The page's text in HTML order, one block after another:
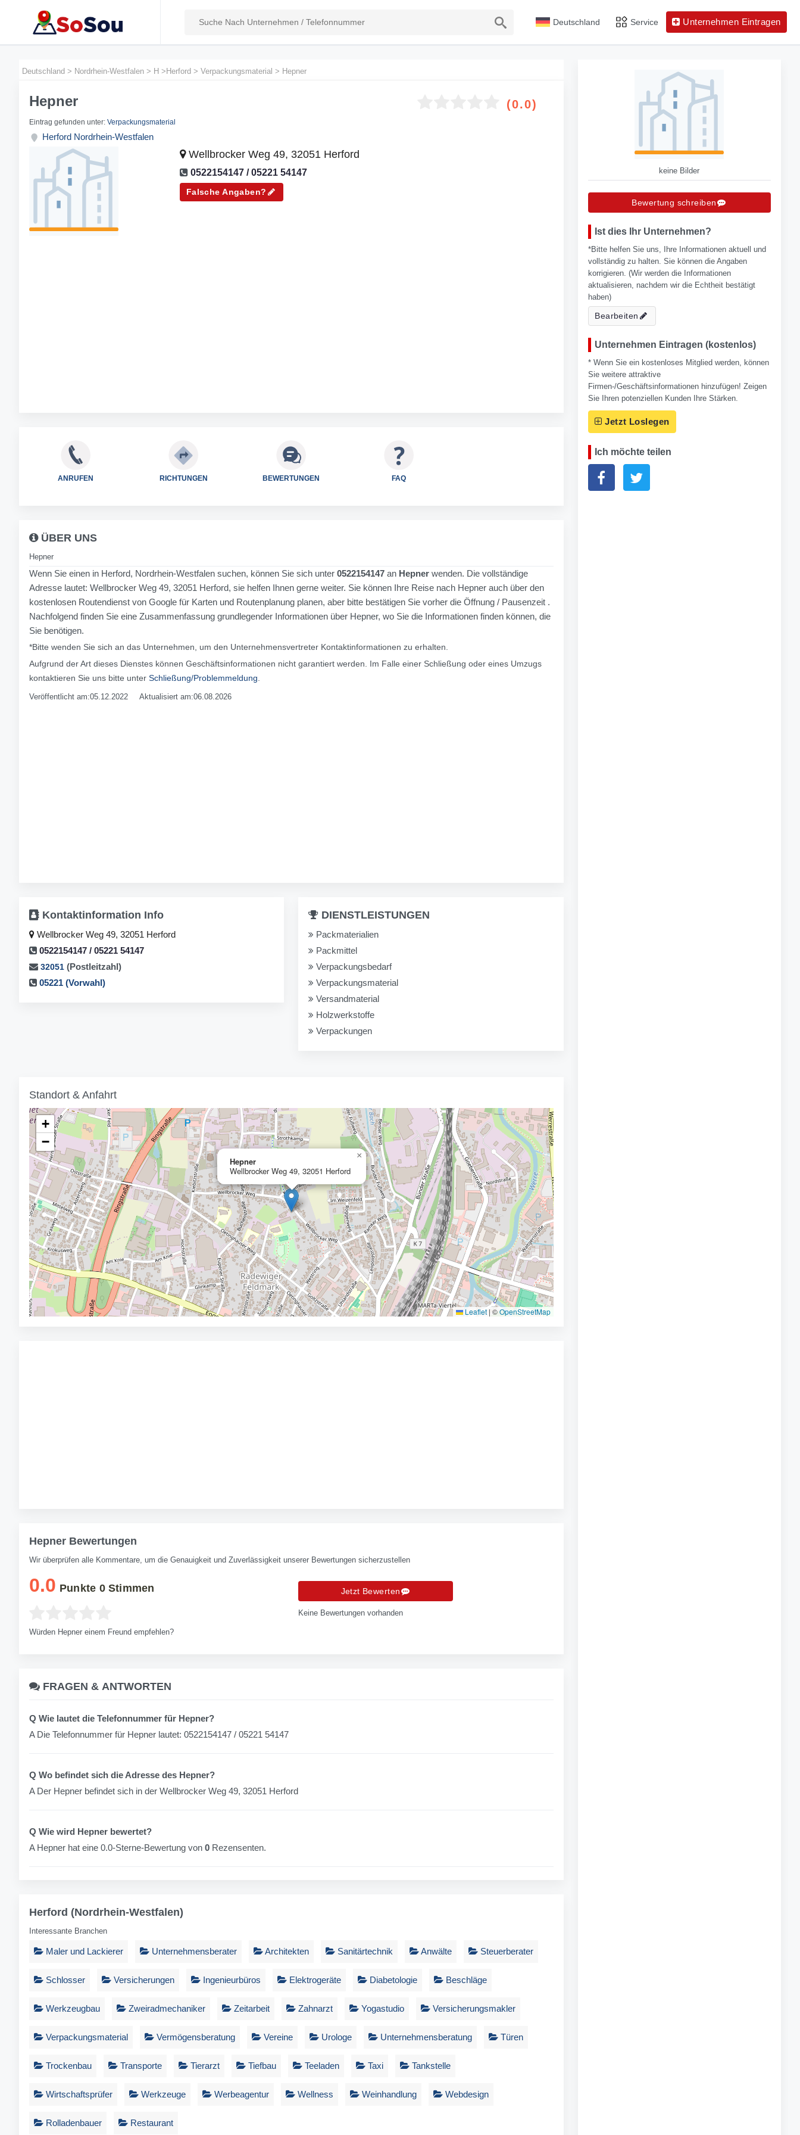
Deutschland Service Unternehmen Eintragen
Deutschland > Nordrhein-Westfalen > H > Herford > Verpackungsmaterial > Hepner
Hepner
Eintrag gefunden unter: Verpackungsmaterial
Herford Nordrhein-Westfalen
(0.0)
Wellbrocker Weg 49, 32051 Herford
0522154147 / 05221 54147
Falsche Angaben?
ANRUFEN RICHTUNGEN BEWERTUNGEN FAQ
ÜBER UNS
Hepner
Wenn Sie einen in Herford, Nordrhein-Westfalen suchen, können Sie sich unter 0522154147 an Hepner wenden. Die vollständige
Adresse lautet: Wellbrocker Weg 49, 32051 Herford, sie helfen Ihnen gerne weiter. Sie können Ihre Reise nach Hepner auch über den
kostenlosen Routendienst von Google für Karten und Routenplanung planen, aber bitte bestätigen Sie vorher die Öffnung / Pausenzeit .
Nachfolgend finden Sie eine Zusammenfassung grundlegender Informationen über Hepner, wo Sie die Informationen finden können, die
Sie benötigen.
*Bitte wenden Sie sich an das Unternehmen, um den Unternehmensvertreter Kontaktinformationen zu erhalten.
Aufgrund der Art dieses Dienstes können Geschäftsinformationen nicht garantiert werden. Im Falle einer Schließung oder eines Umzugs
kontaktieren Sie uns bitte unter Schließung/Problemmeldung
Veröffentlicht am:05.12.2022 Aktualisiert am:06.08.2026
Kontaktinformation Info
Wellbrocker Weg 49, 32051 Herford
0522154147 / 05221 54147
32051 (Postleitzahl)
05221 (Vorwahl)
DIENSTLEISTUNGEN
Packmaterialien
Packmittel
Verpackungsbedarf
Verpackungsmaterial
Versandmaterial
Holzwerkstoffe
Verpackungen
Standort & Anfahrt
Hepner
Wellbrocker Weg 49, 32051 Herford
×
+
−
Leaflet | ©OpenStreetMap
Hepner Bewertungen
Wir überprüfen alle Kommentare, um die Genauigkeit und Zuverlässigkeit unserer Bewertungen sicherzustellen
0.0 Punkte 0Stimmen
Würden Hepner einem Freund empfehlen?
Jetzt Bewerten
Keine Bewertungen vorhanden
FRAGEN & ANTWORTEN
Q Wie lautet die Telefonnummer für Hepner?
A Die Telefonnummer für Hepner lautet: 0522154147 / 05221 54147
Q Wo befindet sich die Adresse des Hepner?
A Der Hepner befindet sich in der Wellbrocker Weg 49, 32051 Herford
Q Wie wird Hepner bewertet?
A Hepner hat eine 0.0-Sterne-Bewertung von 0 Rezensenten.
Herford (Nordrhein-Westfalen)
Interessante Branchen
Maler und Lackierer Unternehmensberater Architekten Sanitärtechnik Anwälte Steuerberater
Schlosser Versicherungen Ingenieurbüros Elektrogeräte Diabetologie Beschläge
Werkzeugbau Zweiradmechaniker Zeitarbeit Zahnarzt Yogastudio Versicherungsmakler
Verpackungsmaterial Vermögensberatung Vereine Urologe Unternehmensberatung Türen
Trockenbau Transporte Tierarzt Tiefbau Teeladen Taxi Tankstelle
Wirtschaftsprüfer Werkzeuge Werbeagentur Wellness Weinhandlung Webdesign
Rolladenbauer Restaurant
keine Bilder
Bewertung schreiben
Ist dies Ihr Unternehmen?
*Bitte helfen Sie uns, Ihre Informationen aktuell und
vollständig zu halten. Sie können die Angaben
korrigieren. (Wir werden die Informationen
aktualisieren, nachdem wir die Echtheit bestätigt
haben)
Bearbeiten
Unternehmen Eintragen (kostenlos)
* Wenn Sie ein kostenloses Mitglied werden, können
Sie weitere attraktive
Firmen-/Geschäftsinformationen hinzufügen! Zeigen
Sie Ihren potenziellen Kunden Ihre Stärken.
Jetzt Loslegen
Ich möchte teilen